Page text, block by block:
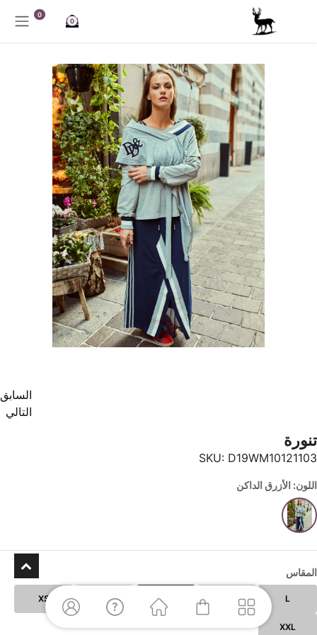
تخطي للذهاب إلى المحتوى
0
0
السابق
التالي
تنورة
SKU: D19WM10121103
اللون: الأزرق الداكن
المقاس
L
XL
XS
XXL